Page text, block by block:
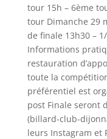
tour 15h – 6ème
tour Dimanche 29
de finale 13h30 –
Informations
restauration
toute la
préférentiel est
post Finale seront
(billard-club-
leurs Instagram et